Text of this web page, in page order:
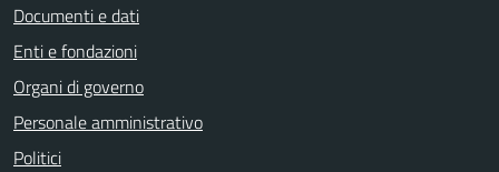
Documenti e dati
Enti e fondazioni
Organi di governo
Personale amministrativo
Politici